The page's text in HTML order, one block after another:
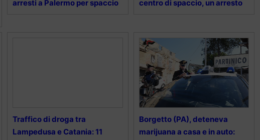
arresti a Palermo per spaccio
centro di spaccio, un arresto
Traffico di droga tra
Lampedusa e Catania: 11
Borgetto (PA), deteneva
marijuana a casa e in auto: